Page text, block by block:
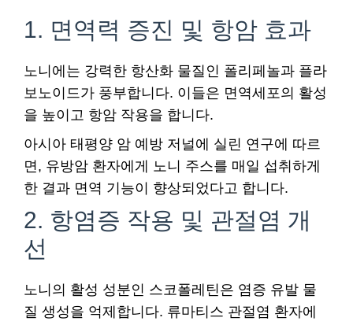
1. 면역력 증진 및 항암 효과
노니에는 강력한 항산화 물질인 폴리페놀과 플라
보노이드가 풍부합니다. 이들은 면역세포의 활성
을 높이고 항암 작용을 합니다.
아시아 태평양 암 예방 저널에 실린 연구에 따르
면, 유방암 환자에게 노니 주스를 매일 섭취하게
한 결과 면역 기능이 향상되었다고 합니다.
2. 항염증 작용 및 관절염 개
선
노니의 활성 성분인 스코폴레틴은 염증 유발 물
질 생성을 억제합니다. 류마티스 관절염 환자에